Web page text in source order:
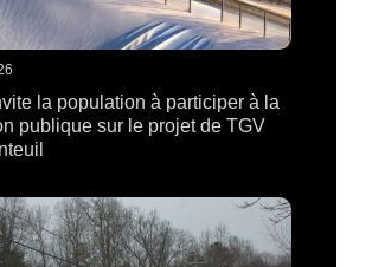
la population à participer à la
publique sur le projet de TGV